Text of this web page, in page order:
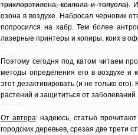
трихлорэтилена, ксилола и толуола). И
озона в воздухе. Набросал черновик
попросился на хабр. Тем более
лазерные принтеры и копиры, коих в
Поэтому сегодня под катом читаем
методы определения его в воздухе и
этот дезактивировать (и не только
растений и защититься от заболеваний
От автора: надеюсь, статью
городских деревьев, срезая две трети